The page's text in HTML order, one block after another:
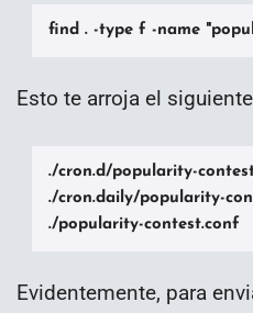
find . -type f -name
Esto te arroja el
./cron.d/popularity-
./cron.daily/popularity-
./popularity-contest.conf
Evidentemente, para